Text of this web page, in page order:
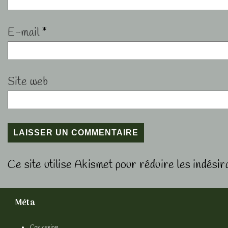
E-mail*
Site web
Ce site utilise Akismet pour réduire les
Méta